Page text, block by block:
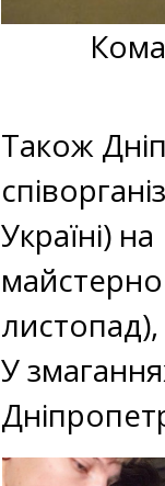
Також
Україні)
листопад),
У